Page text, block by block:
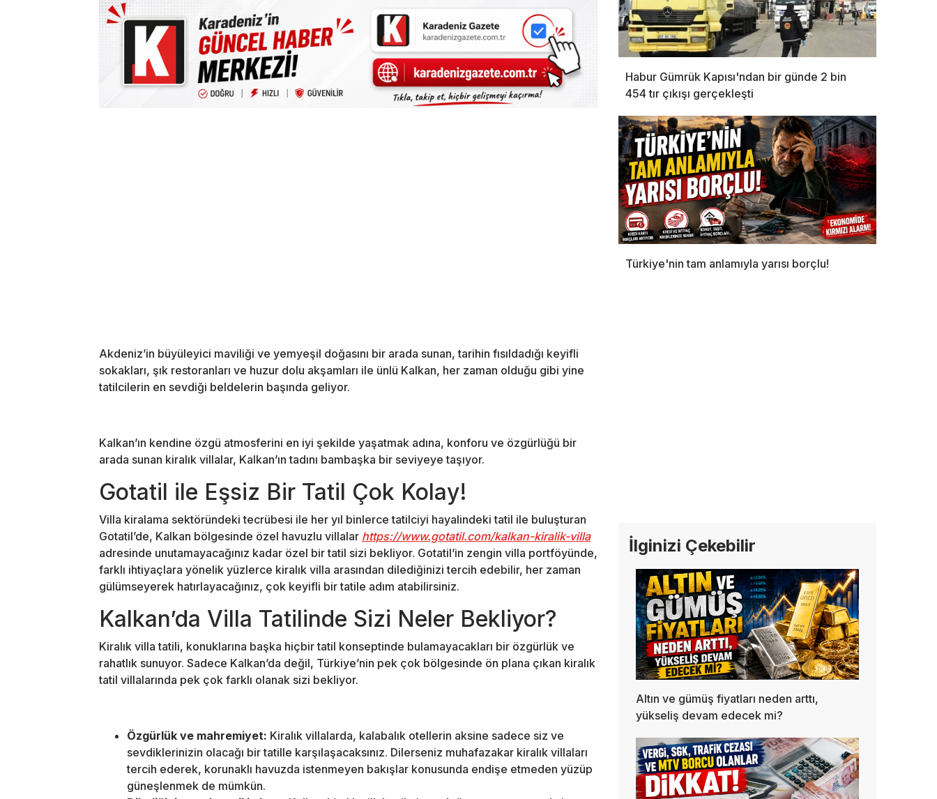
Akdeniz’in büyüleyici maviliği ve yemyeşil doğasını bir arada sunan, tarihin fısıldadığı keyifli
sokakları, şık restoranları ve huzur dolu akşamları ile ünlü Kalkan, her zaman olduğu gibi yine
tatilcilerin en sevdiği beldelerin başında geliyor.
Kalkan’ın kendine özgü atmosferini en iyi şekilde yaşatmak adına, konforu ve özgürlüğü bir
arada sunan kiralık villalar, Kalkan’ın tadını bambaşka bir seviyeye taşıyor.
Gotatil ile Eşsiz Bir Tatil Çok Kolay!
Villa kiralama sektöründeki tecrübesi ile her yıl binlerce tatilciyi hayalindeki tatil ile buluşturan
Gotatil’de, Kalkan bölgesinde özel havuzlu villalar https://www.gotatil.com/kalkan-kiralik-villa
adresinde unutamayacağınız kadar özel bir tatil sizi bekliyor. Gotatil’in zengin villa portföyünde,
farklı ihtiyaçlara yönelik yüzlerce kiralık villa arasından dilediğinizi tercih edebilir, her zaman
gülümseyerek hatırlayacağınız, çok keyifli bir tatile adım atabilirsiniz.
Kalkan’da Villa Tatilinde Sizi Neler Bekliyor?
Kiralık villa tatili, konuklarına başka hiçbir tatil konseptinde bulamayacakları bir özgürlük ve
rahatlık sunuyor. Sadece Kalkan’da değil, Türkiye’nin pek çok bölgesinde ön plana çıkan kiralık
tatil villalarında pek çok farklı olanak sizi bekliyor.
Özgürlük ve mahremiyet: Kiralık villalarda, kalabalık otellerin aksine sadece siz ve
sevdiklerinizin olacağı bir tatille karşılaşacaksınız. Dilerseniz muhafazakar kiralık villaları
tercih ederek, korunaklı havuzda istenmeyen bakışlar konusunda endişe etmeden yüzüp
güneşlenmek de mümkün.
Habur Gümrük Kapısı'ndan bir günde 2 bin
454 tır çıkışı gerçekleşti
Türkiye'nin tam anlamıyla yarısı borçlu!
İlginizi Çekebilir
Altın ve gümüş fiyatları neden arttı,
yükseliş devam edecek mi?